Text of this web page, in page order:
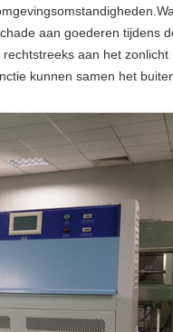
aan goederen tijdens
aan het
kunnen samen het